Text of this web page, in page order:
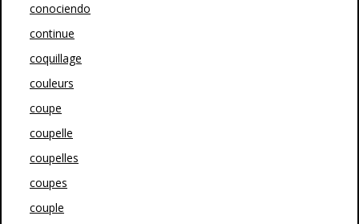
conociendo
continue
coquillage
couleurs
coupe
coupelle
coupelles
coupes
couple